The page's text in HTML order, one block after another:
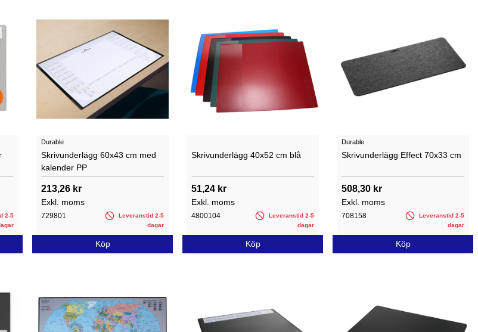
2-5
Durable
Skrivunderlägg 60x43 cm med
kalender PP
213,26 kr
Exkl. moms
729801
Leveranstid 2-5
dagar
Köp
Skrivunderlägg 40x52 cm blå
51,24 kr
Exkl. moms
4800104
Leveranstid 2-5
dagar
Köp
Durable
Skrivunderlägg Effect 70x33 cm
508,30 kr
Exkl. moms
708158
Leveranstid 2-5
dagar
Köp